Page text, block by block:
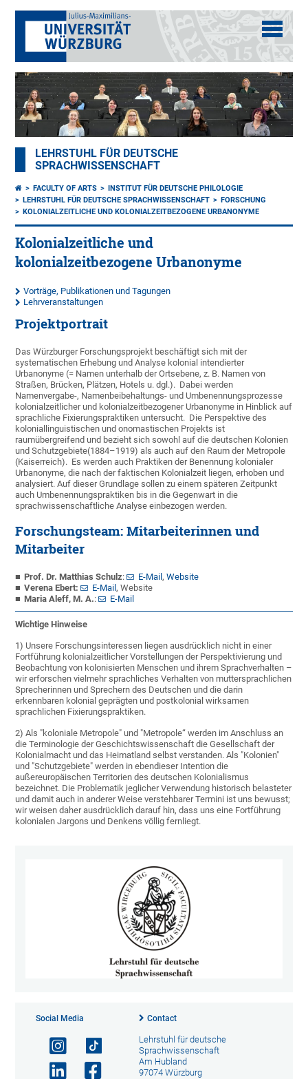
LEHRSTUHL FÜR DEUTSCHE
SPRACHWISSENSCHAFT
FACULTY OF ARTS
INSTITUT FÜR DEUTSCHE PHILOLOGIE
LEHRSTUHL FÜR DEUTSCHE SPRACHWISSENSCHAFT
FORSCHUNG
KOLONIALZEITLICHE UND KOLONIALZEITBEZOGENE URBANONYME
Kolonialzeitliche und
kolonialzeitbezogene Urbanonyme
Vorträge, Publikationen und Tagungen
Lehrveranstaltungen
Projektportrait
Das Würzburger Forschungsprojekt beschäftigt sich mit der
systematischen Erhebung und Analyse kolonial intendierter
Urbanonyme (= Namen unterhalb der Ortsebene, z. B. Namen von
Straßen, Brücken, Plätzen, Hotels u. dgl.). Dabei werden
Namenvergabe-, Namenbeibehaltungs- und Umbenennungsprozesse
kolonialzeitlicher und kolonialzeitbezogener Urbanonyme in Hinblick auf
sprachliche Fixierungspraktiken untersucht. Die Perspektive des
koloniallinguistischen und onomastischen Projekts ist
raumübergreifend und bezieht sich sowohl auf die deutschen Kolonien
und Schutzgebiete(1884–1919) als auch auf den Raum der Metropole
(Kaiserreich). Es werden auch Praktiken der Benennung kolonialer
Urbanonyme, die nach der faktischen Kolonialzeit liegen, erhoben und
analysiert. Auf dieser Grundlage sollen zu einem späteren Zeitpunkt
auch Umbenennungspraktiken bis in die Gegenwart in die
sprachwissenschaftliche Analyse einbezogen werden.
Forschungsteam: Mitarbeiterinnen und
Mitarbeiter
Prof. Dr. Matthias Schulz: E-Mail,Website
Verena Ebert:
E-Mail, Website
Maria Aleff, M. A.: E-Mail
Wichtige Hinweise
1) Unsere Forschungsinteressen liegen ausdrücklich nicht in einer
Fortführung kolonialzeitlicher Vorstellungen der Perspektivierung und
Beobachtung von kolonisierten Menschen und ihrem Sprachverhalten –
wir erforschen vielmehr sprachliches Verhalten von muttersprachlichen
Sprecherinnen und Sprechern des Deutschen und die darin
erkennbaren kolonial geprägten und postkolonial wirksamen
sprachlichen Fixierungspraktiken.
2) Als "koloniale Metropole" und "Metropole“ werden im Anschluss an
die Terminologie der Geschichtswissenschaft die Gesellschaft der
Kolonialmacht und das Heimatland selbst verstanden. Als "Kolonien"
und "Schutzgebiete" werden in ebendieser Intention die
außereuropäischen Territorien des deutschen Kolonialismus
bezeichnet. Die Problematik jeglicher Verwendung historisch belasteter
und damit auch in anderer Weise verstehbarer Termini ist uns bewusst;
wir weisen daher ausdrücklich darauf hin, dass uns eine Fortführung
kolonialen Jargons und Denkens völlig fernliegt.
Social Media Contact
Lehrstuhl für deutsche
Sprachwissenschaft
Am Hubland
97074 Würzburg